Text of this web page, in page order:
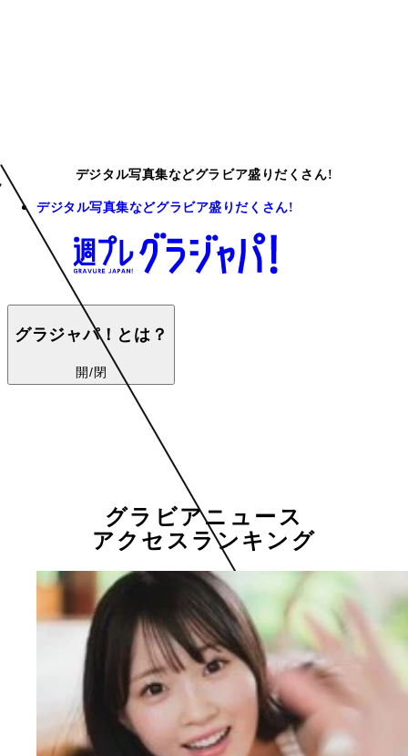
デジタル写真集などグラビア盛りだくさん!
デジタル写真集などグラビア盛りだくさん!
グラジャパ！とは？
開/閉
グラビアニュース
アクセスランキング